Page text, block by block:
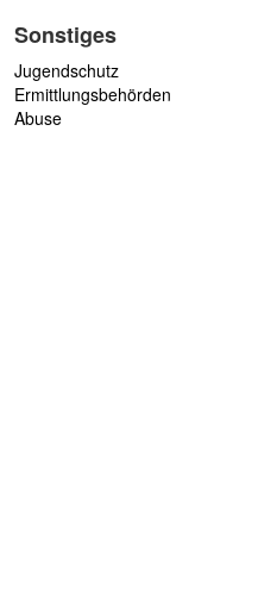
Sonstiges
Jugendschutz
Ermittlungsbehörden
Abuse